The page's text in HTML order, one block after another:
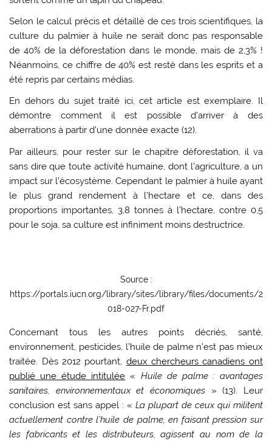
Selon le calcul précis et détaillé de ces trois scientifiques, la
culture du palmier à huile ne serait donc pas responsable
de 40% de la déforestation dans le monde, mais de 2,3% !
Néanmoins, ce chiffre de 40% est resté dans les esprits et a
été repris par certains médias.
En dehors du sujet traité ici, cet article est exemplaire. Il
démontre comment il est possible d’arriver à des
aberrations à partir d’une donnée exacte (12).
Par ailleurs, pour rester sur le chapitre déforestation, il va
sans dire que toute activité humaine, dont l’agriculture, a un
impact sur l’écosystème. Cependant le palmier à huile ayant
le plus grand rendement à l’hectare et ce, dans des
proportions importantes, 3,8 tonnes à l’hectare, contre 0,5
pour le soja, sa culture est infiniment moins destructrice.
Source :
https://portals.iucn.org/library/sites/library/files/documents/2
018-027-Fr.pdf
Concernant tous les autres points décriés, santé,
environnement, pesticides, l’huile de palme n’est pas mieux
traitée. Dès 2012 pourtant, deux chercheurs canadiens ont
publié une étude intitulée « Huile de palme : avantages
sanitaires, environnementaux et économiques » (13). Leur
conclusion est sans appel : « La plupart de ceux qui militent
actuellement contre l’huile de palme, en faisant pression sur
les fabricants et les distributeurs, agissent au nom de la